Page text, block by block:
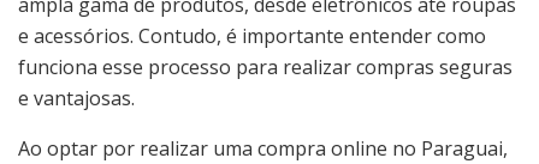
e acessórios. Contudo, é importante entender como
funciona esse processo para realizar compras seguras
e vantajosas.
Ao optar por realizar uma compra online no Paraguai,